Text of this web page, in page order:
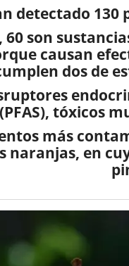
detectado 130
60 son
causan
dos de
(PFAS), tóxicos
más
naranjas, en